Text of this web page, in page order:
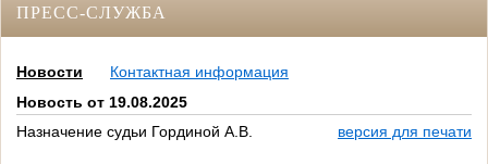
ПРЕСС-СЛУЖБА
Новости
Контактная информация
Новость от 19.08.2025
Назначение судьи Гординой А.В.
версия для печати